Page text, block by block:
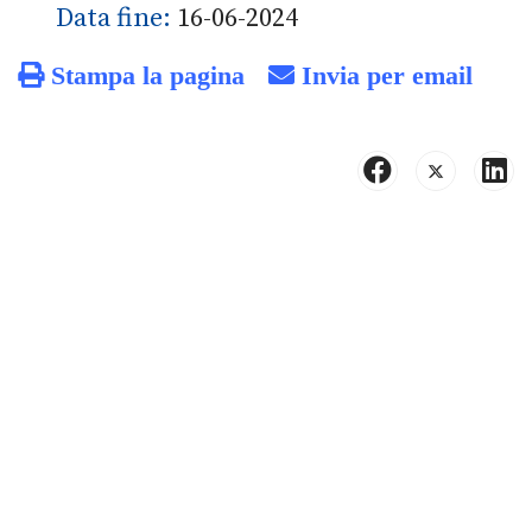
Data fine: 16-06-2024
Stampa la pagina Invia per email